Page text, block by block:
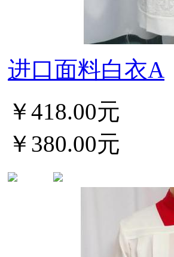
进口面料白衣A
￥418.00元
￥380.00元